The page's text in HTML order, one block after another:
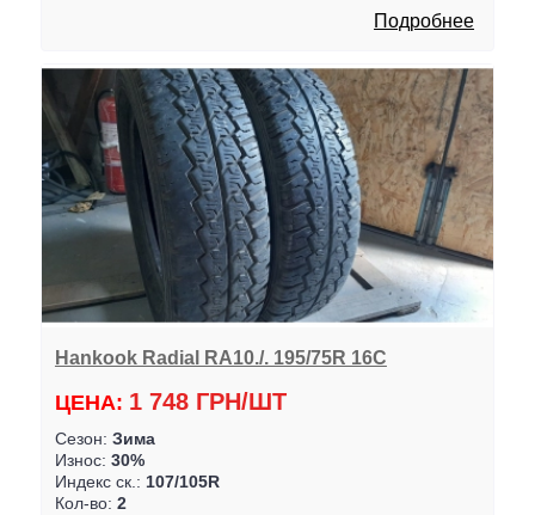
Подробнее
Hankook Radial RA10./. 195/75R 16C
ЦЕНА: 1 748 ГРН/ШТ
Сезон: Зима
Износ: 30%
Индекс ск.: 107/105R
Кол-во: 2